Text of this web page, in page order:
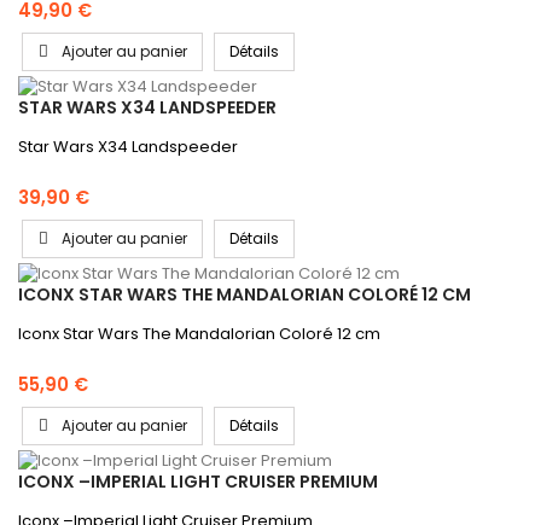
49,90 €
Ajouter au panier Détails
STAR WARS X34 LANDSPEEDER
Star Wars X34 Landspeeder
39,90 €
Ajouter au panier Détails
ICONX STAR WARS THE MANDALORIAN COLORÉ 12 CM
Iconx Star Wars The Mandalorian Coloré 12 cm
55,90 €
Ajouter au panier Détails
ICONX –IMPERIAL LIGHT CRUISER PREMIUM